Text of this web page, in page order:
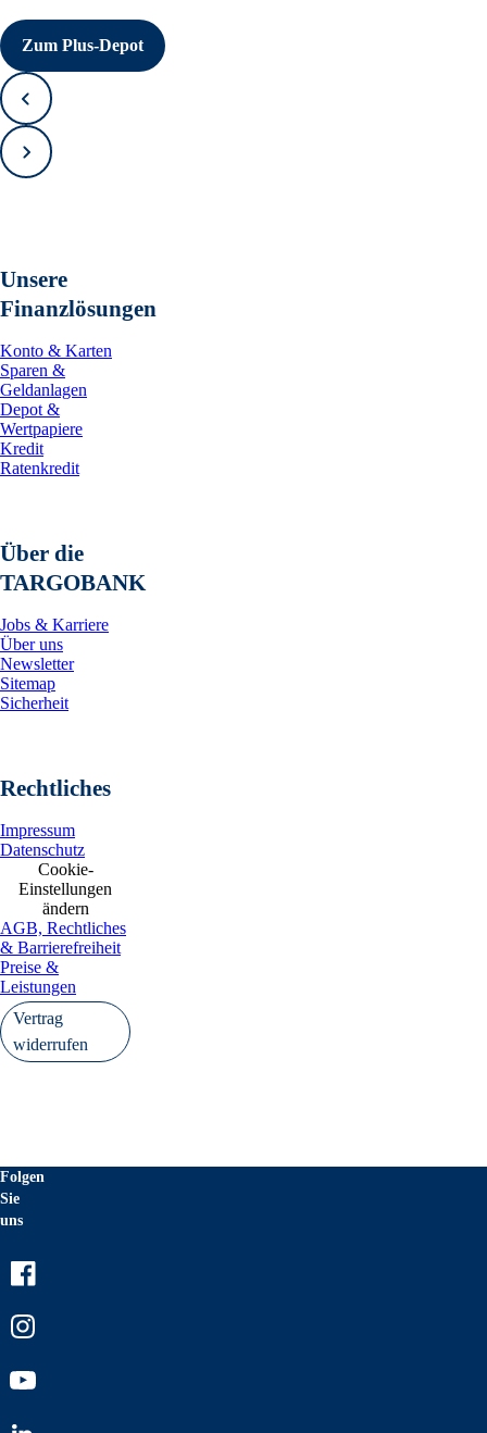
Zum Plus-Depot
Zurück
Vorwärts
Unsere
Finanzlösungen
Konto & Karten
Sparen &
Geldanlagen
Depot &
Wertpapiere
Kredit
Ratenkredit
Über die
TARGOBANK
Jobs & Karriere
Über uns
Newsletter
Sitemap
Sicherheit
Rechtliches
Impressum
Datenschutz
Cookie-
Einstellungen
ändern
AGB, Rechtliches
& Barrierefreiheit
Preise &
Leistungen
Vertrag
widerrufen
Folgen
Sie
uns
Youtube